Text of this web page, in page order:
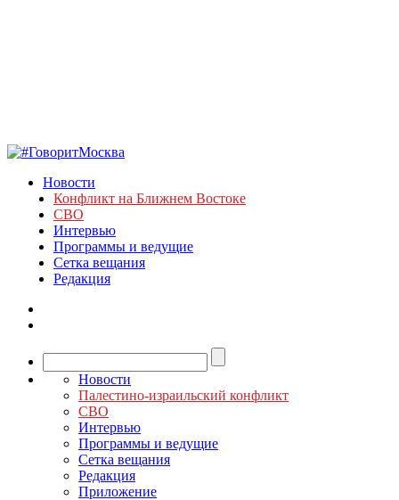
Новости
Конфликт на Ближнем Востоке
СВО
Интервью
Программы и ведущие
Сетка вещания
Редакция
Новости
Палестино-израильский конфликт
СВО
Интервью
Программы и ведущие
Сетка вещания
Редакция
Приложение